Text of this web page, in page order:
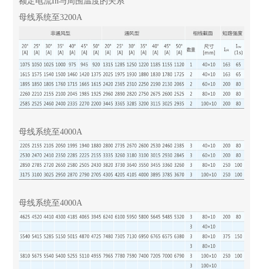
母线系统至3200A
母线系统至4000A
母线系统至4000A